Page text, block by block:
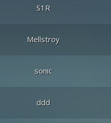
S1R
Mellstroy
sonic
ddd